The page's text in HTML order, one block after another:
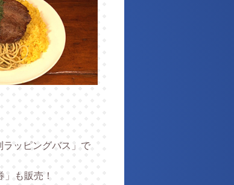
ッピングバス」で
も販売！